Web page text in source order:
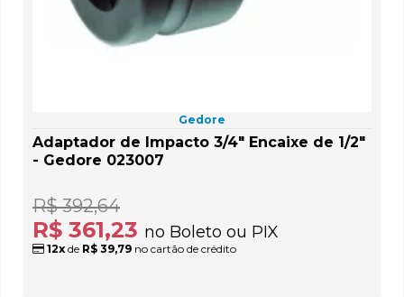
Gedore
Adaptador de Impacto 3/4" Encaixe de 1/2"
- Gedore 023007
R$ 361,23 no Boleto ou PIX
R$ 392,64
12x de R$ 39,79 no cartão de crédito